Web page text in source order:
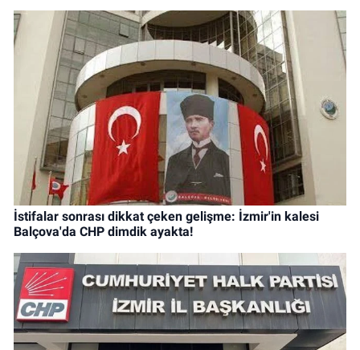
İstifalar sonrası dikkat çeken gelişme: İzmir'in kalesi
Balçova'da CHP dimdik ayakta!